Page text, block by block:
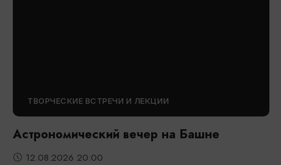
ТВОРЧЕСКИЕ ВСТРЕЧИ И ЛЕКЦИИ
Астрономический вечер на Башне
12.08.2026 20:00